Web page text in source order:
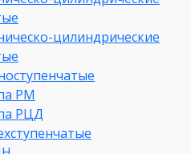
цилиндрические
РМ
РЦД